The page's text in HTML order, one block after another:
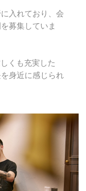
入れており、会
募集していま
くも充実した
身近に感じられ